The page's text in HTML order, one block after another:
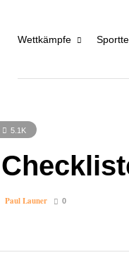
Wettkämpfe
5.1K
Paul Launer 0